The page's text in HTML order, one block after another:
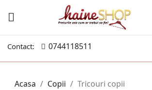

Contact: 0744118511
Acasa Copii Tricouri copii